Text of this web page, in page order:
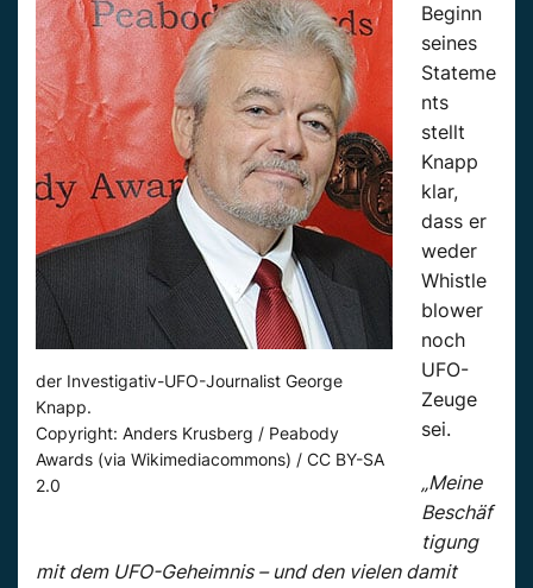
der Investigativ-UFO-Journalist George
Knapp.
Copyright: Anders Krusberg / Peabody
Awards (via Wikimediacommons) / CC BY-SA
2.0
Beginn
seines
Stateme
nts
stellt
Knapp
klar,
dass er
weder
Whistle
blower
noch
UFO-
Zeuge
sei.
„Meine
Beschäf
tigung
mit dem UFO-Geheimnis – und den vielen damit